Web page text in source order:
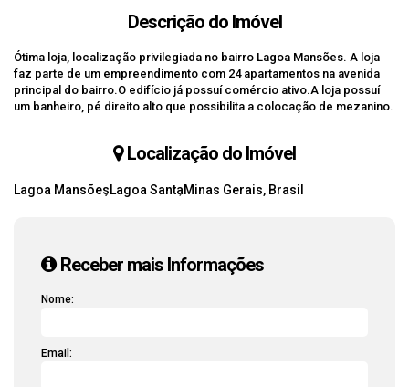
Descrição do Imóvel
Ótima loja, localização privilegiada no bairro Lagoa Mansões. A loja
faz parte de um empreendimento com 24 apartamentos na avenida
principal do bairro.O edifício já possuí comércio ativo.A loja possuí
um banheiro, pé direito alto que possibilita a colocação de mezanino.
Localização do Imóvel
Lagoa MansõesLagoa SantaMinas Gerais, Brasil
Receber mais Informações
Nome:
Email: